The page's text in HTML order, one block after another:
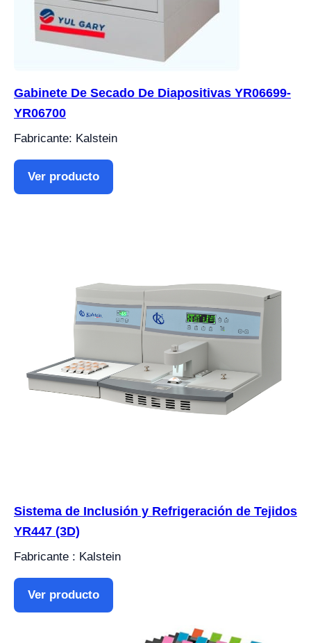
Gabinete De Secado De Diapositivas YR06699-
YR06700
Fabricante: Kalstein
Ver producto
Sistema de Inclusión y Refrigeración de Tejidos
YR447 (3D)
Fabricante : Kalstein
Ver producto